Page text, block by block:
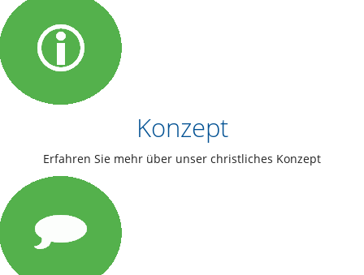
Konzept
Erfahren Sie mehr über unser christliches Konzept